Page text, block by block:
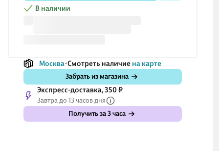
В наличии
Москва Смотреть наличие на карте
Забрать из магазина
Экспресс-доставка, 350 ₽
Завтра до 13 часов дня
Получить за 3 часа